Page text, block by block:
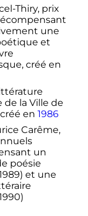
Thiry, prix
une
et
créé en
de la Ville de
en 1986
Carême,
un
poésie
et une